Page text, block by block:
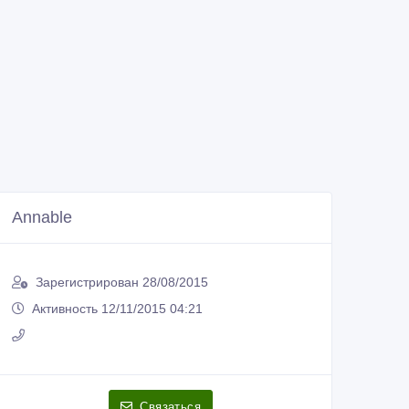
Annable
Зарегистрирован 28/08/2015
Активность 12/11/2015 04:21